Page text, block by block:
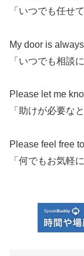
「いつでも任せ
My door is
「いつでも相談
Please let me
「助けが必要な
Please feel free
「何でもお気軽